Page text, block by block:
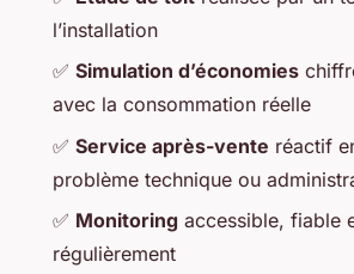
l’installation
✅ Simulation d’économies
avec la consommation réelle
✅ Service après-vente réactif
problème technique ou
✅ Monitoring accessible, fiable
régulièrement